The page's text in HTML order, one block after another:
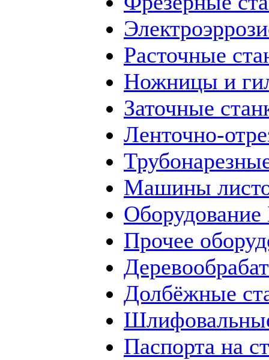
Расточные
Ножницы и
Заточные
Ленточно-
Машины
Прочее
Долбёжные
Паспорта на